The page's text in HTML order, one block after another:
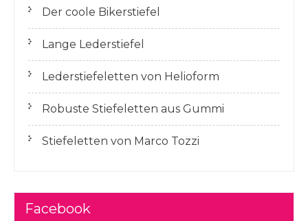
Der coole Bikerstiefel
Lange Lederstiefel
Lederstiefeletten von Helioform
Robuste Stiefeletten aus Gummi
Stiefeletten von Marco Tozzi
Facebook